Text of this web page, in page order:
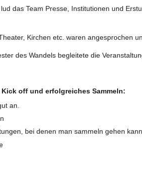
das Team Presse, Institutionen und
Kirchen etc. waren angesprochen
des Wandels begleitete die
off und erfolgreiches Sammeln:
an.
bei denen man sammeln gehen kann